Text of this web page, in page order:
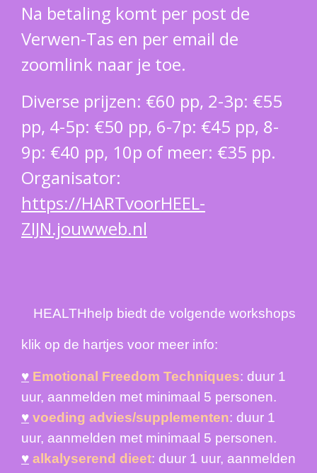
Na betaling komt per post de
Verwen-Tas en per email de
zoomlink naar je toe.
Diverse prijzen: €60 pp, 2-3p: €55
pp, 4-5p: €50 pp, 6-7p: €45 pp, 8-
9p: €40 pp, 10p of meer: €35 pp.
Organisator:
https://HARTvoorHEEL-
ZIJN.jouwweb.nl
HEALTHhelp biedt de volgende workshops
klik op de hartjes voor meer info:
♥ Emotional Freedom Techniques: duur 1
uur, aanmelden met minimaal 5 personen.
♥ voeding advies/supplementen: duur 1
uur, aanmelden met minimaal 5 personen.
♥ alkalyserend dieet: duur 1 uur, aanmelden